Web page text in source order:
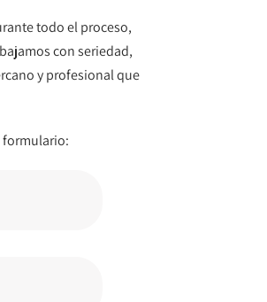
todo el proceso,
con seriedad,
y profesional que
formulario: